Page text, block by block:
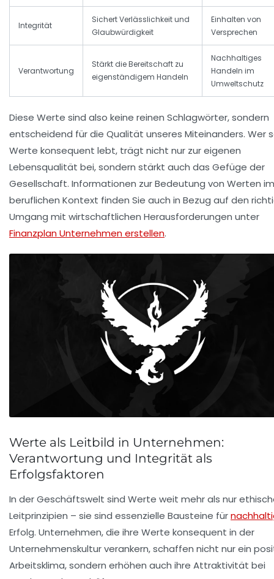
Integrität
Sichert Verlässlichkeit und
Glaubwürdigkeit
Einhalten von
Versprechen
Verantwortung
Stärkt die Bereitschaft zu
eigenständigem Handeln
Nachhaltiges
Handeln im
Umweltschutz
Diese Werte sind also keine reinen Schlagwörter, sondern
entscheidend für die Qualität unseres Miteinanders. Wer
Werte konsequent lebt, trägt nicht nur zur eigenen
Lebensqualität bei, sondern stärkt auch das Gefüge der
Gesellschaft. Informationen zur Bedeutung von Werten im
beruflichen Kontext finden Sie auch in Bezug auf den
Umgang mit wirtschaftlichen Herausforderungen unter
Finanzplan Unternehmen erstellen.
Werte als Leitbild in Unternehmen:
Verantwortung und Integrität als
Erfolgsfaktoren
In der Geschäftswelt sind Werte weit mehr als nur
Leitprinzipien – sie sind essenzielle Bausteine für
Erfolg. Unternehmen, die ihre Werte konsequent in der
Unternehmenskultur verankern, schaffen nicht nur ein
Arbeitsklima, sondern erhöhen auch ihre Attraktivität bei